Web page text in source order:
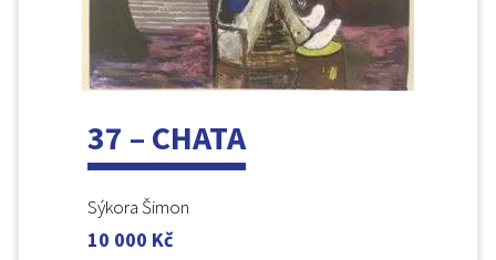
37 – CHATA
Sýkora Šimon
10 000 Kč